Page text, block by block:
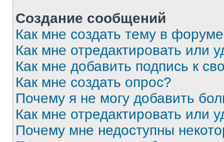
Создание сообщений
Как мне создать тему в
Как мне отредактировать или
Как мне добавить подпись к
Как мне создать опрос?
Почему я не могу добавить
Как мне отредактировать или
Почему мне недоступны